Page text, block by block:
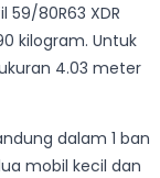
80R63 XDR
kilogram. Untuk
4.03 meter
dalam 1 ban
mobil kecil dan